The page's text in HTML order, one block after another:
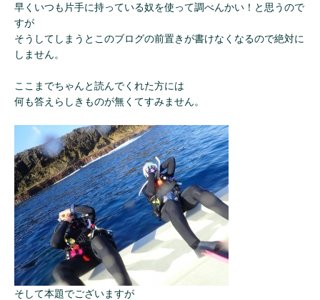
早くいつも片手に持っている奴を使って調べんかい！と思うので
すが
そうしてしまうとこのブログの前置きが書けなくなるので絶対に
しません。
ここまでちゃんと読んでくれた方には
何も答えらしきものが無くてすみません。
そして本題でございますが